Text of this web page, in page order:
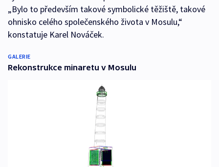
„Bylo to především takové symbolické těžiště, takové
ohnisko celého společenského života v Mosulu,“
konstatuje Karel Nováček.
GALERIE
Rekonstrukce minaretu v Mosulu